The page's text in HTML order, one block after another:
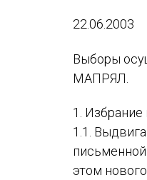
Секретариат
Члены
Устав МАПРЯЛ
Вступить в
История
22.06.2003
Выборы
МАПРЯЛ.
1. Избрание
1.1.
этом нового.